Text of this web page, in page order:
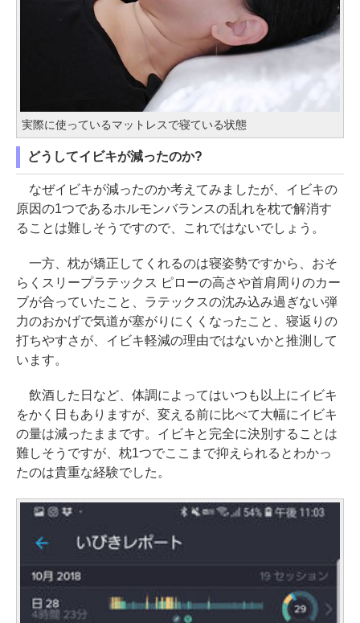
実際に使っているマットレスで寝ている状態
どうしてイビキが減ったのか?
なぜイビキが減ったのか考えてみましたが、イビキの
原因の1つであるホルモンバランスの乱れを枕で解消す
ることは難しそうですので、これではないでしょう。
一方、枕が矯正してくれるのは寝姿勢ですから、おそ
らくスリープラテックス ピローの高さや首肩周りのカー
ブが合っていたこと、ラテックスの沈み込み過ぎない弾
力のおかげで気道が塞がりにくくなったこと、寝返りの
打ちやすさが、イビキ軽減の理由ではないかと推測して
います。
飲酒した日など、体調によってはいつも以上にイビキ
をかく日もありますが、変える前に比べて大幅にイビキ
の量は減ったままです。イビキと完全に決別することは
難しそうですが、枕1つでここまで抑えられるとわかっ
たのは貴重な経験でした。